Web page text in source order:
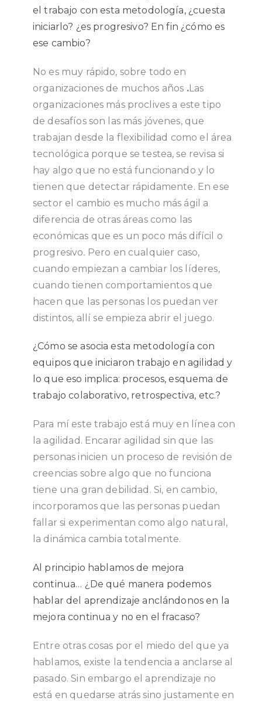
el trabajo con esta metodología, ¿cuesta
iniciarlo? ¿es progresivo? En fin ¿cómo es
ese cambio?
No es muy rápido, sobre todo en
organizaciones de muchos años .Las
organizaciones más proclives a este tipo
de desafíos son las más jóvenes, que
trabajan desde la flexibilidad como el área
tecnológica porque se testea, se revisa si
hay algo que no está funcionando y lo
tienen que detectar rápidamente. En ese
sector el cambio es mucho más ágil a
diferencia de otras áreas como las
económicas que es un poco más difícil o
progresivo. Pero en cualquier caso,
cuando empiezan a cambiar los líderes,
cuando tienen comportamientos que
hacen que las personas los puedan ver
distintos, allí se empieza abrir el juego.
¿Cómo se asocia esta metodología con
equipos que iniciaron trabajo en agilidad y
lo que eso implica: procesos, esquema de
trabajo colaborativo, retrospectiva, etc.?
Para mí este trabajo está muy en línea con
la agilidad. Encarar agilidad sin que las
personas inicien un proceso de revisión de
creencias sobre algo que no funciona
tiene una gran debilidad. Si, en cambio,
incorporamos que las personas puedan
fallar si experimentan como algo natural,
la dinámica cambia totalmente.
Al principio hablamos de mejora
continua… ¿De qué manera podemos
hablar del aprendizaje anclándonos en la
mejora continua y no en el fracaso?
Entre otras cosas por el miedo del que ya
hablamos, existe la tendencia a anclarse al
pasado. Sin embargo el aprendizaje no
está en quedarse atrás sino justamente en